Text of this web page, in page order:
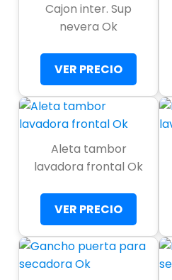
Cajon inter. Sup
nevera Ok
VER PRECIO
Aleta tambor
lavadora frontal Ok
VER PRECIO